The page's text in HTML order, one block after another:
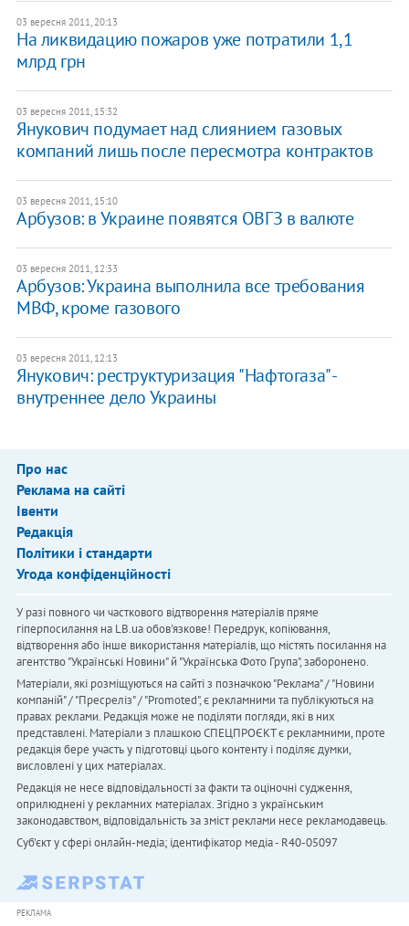
03 вересня 2011, 20:13
На ликвидацию пожаров уже потратили 1,1
млрд грн
03 вересня 2011, 15:32
Янукович подумает над слиянием газовых
компаний лишь после пересмотра контрактов
03 вересня 2011, 15:10
Арбузов: в Украине появятся ОВГЗ в валюте
03 вересня 2011, 12:33
Арбузов: Украина выполнила все требования
МВФ, кроме газового
03 вересня 2011, 12:13
Янукович: реструктуризация "Нафтогаза" -
внутреннее дело Украины
Про нас
Реклама на сайті
Івенти
Редакція
Політики і стандарти
Угода конфіденційності
У разі повного чи часткового відтворення матеріалів пряме
гіперпосилання на LB.ua обов'язкове! Передрук, копіювання,
відтворення або інше використання матеріалів, що містять посилання на
агентство "Українськi Новини" й "Українська Фото Група", заборонено.
Матеріали, які розміщуються на сайті з позначкою "Реклама" / "Новини
компаній" / "Пресреліз" / "Promoted", є рекламними та публікуються на
правах реклами. Редакція може не поділяти погляди, які в них
представлені. Матеріали з плашкою СПЕЦПРОЄКТ є рекламними, проте
редакція бере участь у підготовці цього контенту і поділяє думки,
висловлені у цих матеріалах.
Редакція не несе відповідальності за факти та оціночні судження,
оприлюднені у рекламних матеріалах. Згідно з українським
законодавством, відповідальність за зміст реклами несе рекламодавець.
Cуб'єкт у сфері онлайн-медіа; ідентифікатор медіа - R40-05097
РЕКЛАМА